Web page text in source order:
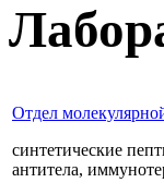
Отдел
синтетические
антитела,